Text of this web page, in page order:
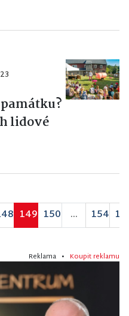
lidové
149 150 ... 154
Reklama • Koupit reklamu